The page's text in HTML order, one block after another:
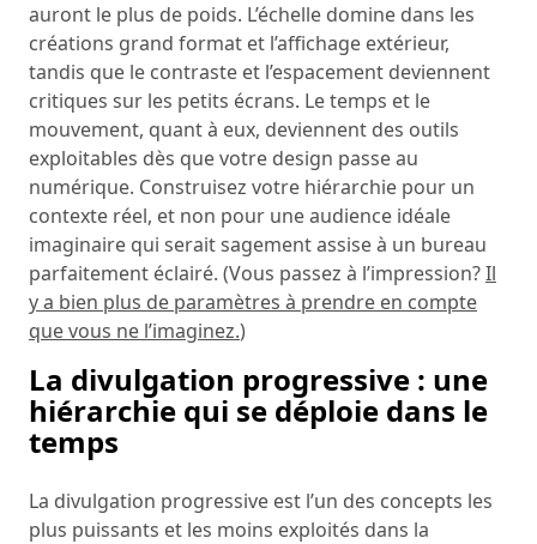
auront le plus de poids. L’échelle domine dans les
créations grand format et l’affichage extérieur,
tandis que le contraste et l’espacement deviennent
critiques sur les petits écrans. Le temps et le
mouvement, quant à eux, deviennent des outils
exploitables dès que votre design passe au
numérique. Construisez votre hiérarchie pour un
contexte réel, et non pour une audience idéale
imaginaire qui serait sagement assise à un bureau
parfaitement éclairé. (Vous passez à l’impression?Il
y a bien plus de paramètres à prendre en compte
que vous ne l’imaginez.)
La divulgation progressive : une
hiérarchie qui se déploie dans le
temps
La divulgation progressive est l’un des concepts les
plus puissants et les moins exploités dans la